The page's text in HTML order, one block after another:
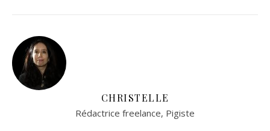
CHRISTELLE
Rédactrice freelance, Pigiste